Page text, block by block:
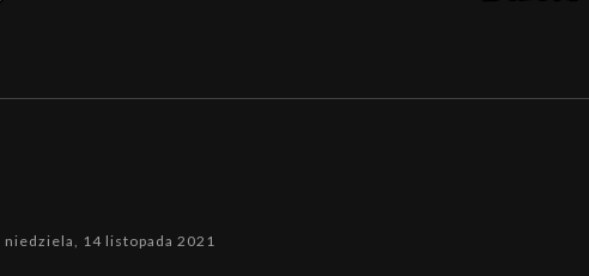
niedziela, 14 listopada 2021